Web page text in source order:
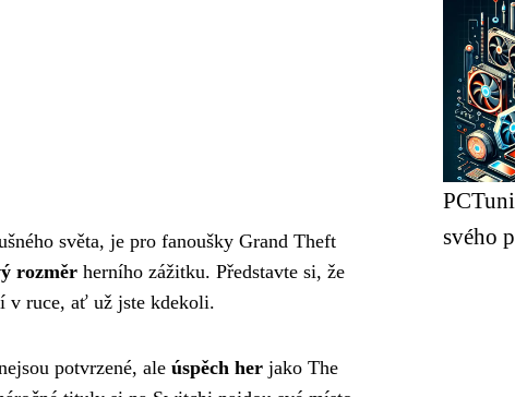
světa, je pro fanoušky Grand Theft
rozměr herního zážitku. Představte si, že
v ruce, ať už jste kdekoli.
potvrzené, ale úspěch her jako The
svého